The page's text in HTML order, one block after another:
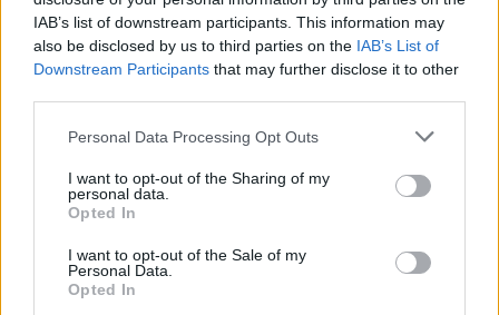
IAB’s list of downstream participants. This information may
also be disclosed by us to third parties on the IAB’s List of
Downstream Participants that may further disclose it to other
Personal Data Processing Opt Outs
I want to opt-out of the Sharing of my
personal data.
Opted In
I want to opt-out of the Sale of my
Personal Data.
Opted In
tudi v prihodnost, kjer si znamo povedati resnico –
in prav takšna mora biti tudi naša domovina."
1 / 31
Pred slovesnostjo so minister Bojan Kumer,
župan Boris Goličnik, predsednik KS Skorno-